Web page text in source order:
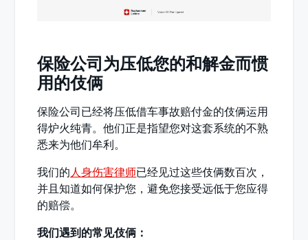
保险公司为压低您的和解金而惯
用的伎俩
保险公司已经将压低借车事故赔付金的伎俩运用
得炉火纯青。他们正是指望您对这套系统的不熟
悉来为他们牟利。
我们的人身伤害律师已经见过这些伎俩数百次，
并且知道如何保护您，避免您接受远低于您应得
的赔偿。
我们遇到的常见伎俩：